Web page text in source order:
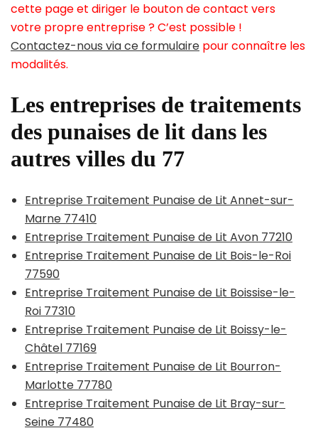
cette page et diriger le bouton de contact vers
votre propre entreprise ? C’est possible !
Contactez-nous via ce formulaire pour connaître les
modalités.
Les entreprises de traitements
des punaises de lit dans les
autres villes du 77
Entreprise Traitement Punaise de Lit Annet-sur-
Marne 77410
Entreprise Traitement Punaise de Lit Avon 77210
Entreprise Traitement Punaise de Lit Bois-le-Roi
77590
Entreprise Traitement Punaise de Lit Boissise-le-
Roi 77310
Entreprise Traitement Punaise de Lit Boissy-le-
Châtel 77169
Entreprise Traitement Punaise de Lit Bourron-
Marlotte 77780
Entreprise Traitement Punaise de Lit Bray-sur-
Seine 77480